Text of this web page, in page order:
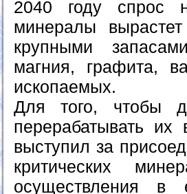
2040 году спрос
минералы
крупными
магния, графита,
ископаемых.
Для того, чтобы
перерабатывать их
выступил за
критических
осуществления в